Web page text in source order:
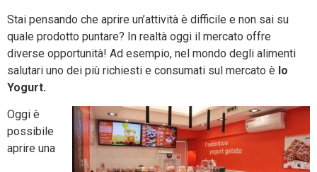
Stai pensando che aprire un’attività è difficile e non sai su
quale prodotto puntare? In realtà oggi il mercato offre
diverse opportunità! Ad esempio, nel mondo degli alimenti
salutari uno dei più richiesti e consumati sul mercato è lo
Yogurt.
Oggi è
possibile
aprire una